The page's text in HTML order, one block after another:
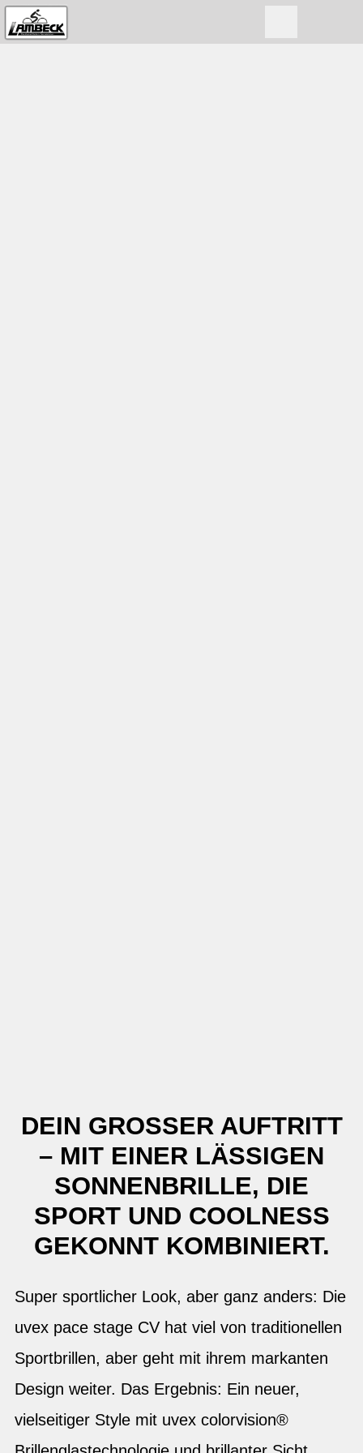
DEIN GROSSER AUFTRITT –
MIT EINER LÄSSIGEN S
ONNENBRILLE, DIE S
PORT UND COOLNESS G
EKONNT KOMBINIERT.
Super sportlicher Look, aber ganz anders: Die
uvex pace stage CV hat viel von traditionellen
Sportbrillen, aber geht mit ihrem markanten
Design weiter. Das Ergebnis: Ein neuer,
vielseitiger Style mit uvex colorvision®